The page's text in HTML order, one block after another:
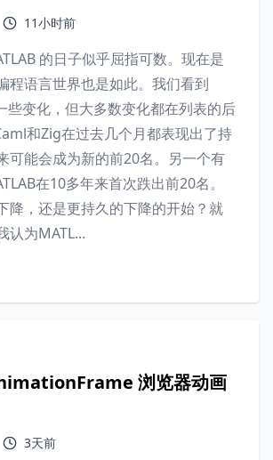
11小时前
的日子似乎屈指可数。现在是
程语言世界也是如此。我们看到
些变化，但大多数变化都在列表的后
和Zig在过去几个月都表现出了持
可能会成为新的前20名。另一个有
在10多年来首次跌出前20名。
降，还是更持久的下降的开始？就
认为MATL...
浏览器动画
3天前